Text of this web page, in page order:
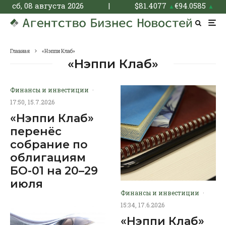
сб, 08 августа 2026 | $81.4077 ▲€94.0585 ▲
Главная «Нэппи Клаб»
«Нэппи Клаб»
Финансы и инвестиции ·
17:50, 15.7.2026
«Нэппи Клаб»
перенёс
собрание по
облигациям
БО-01 на 20–29
июля
Финансы и инвестиции ·
15:34, 17.6.2026
«Нэппи Клаб»